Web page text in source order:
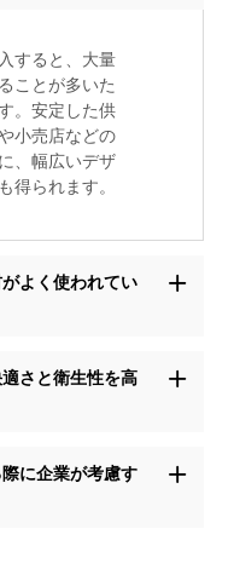
すると、大量
ことが多いた
。安定した供
小売店などの
、幅広いデザ
得られます。
よく使われてい
さと衛生性を高
に企業が考慮す